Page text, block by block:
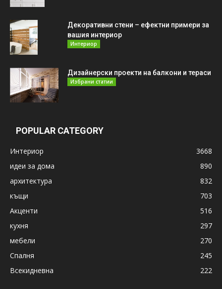
Декоративни стени – ефектни примери за
вашия интериор
Интериор
Дизайнерски проекти на балкони и тераси
Избрани статии
POPULAR CATEGORY
Интериор
3668
идеи за дома
890
архитектура
832
къщи
703
Акценти
516
кухня
297
мебели
270
Спалня
245
Всекидневна
222